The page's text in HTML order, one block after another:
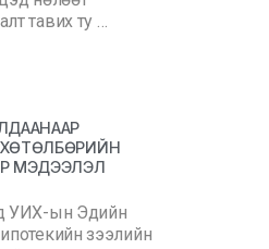
тавих ту …
МЭДЭЭЛЭЛ
УИХ-ын Эдийн
зээлийн